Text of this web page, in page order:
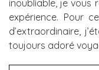
inoubliable, je vous
expérience. Pour
d’extraordinaire,
toujours adoré